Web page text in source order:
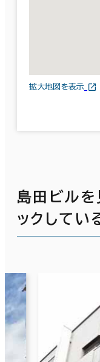
拡大地図を表示
島田ビルを
ックしてい